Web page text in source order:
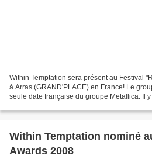
Within Temptation sera présent au Festival
à Arras (GRAND'PLACE) en France! Le
seule date française du groupe Metallica. Il
Within Temptation nominé
Awards 2008